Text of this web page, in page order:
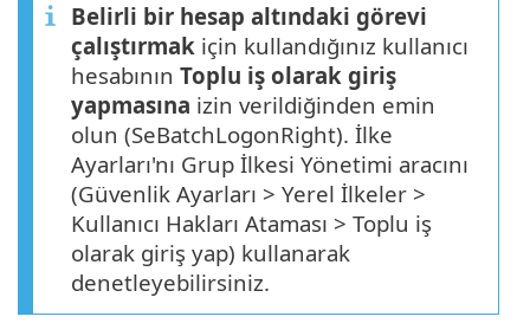
Belirli bir hesap altındaki görevi
çalıştırmak için kullandığınız kullanıcı
hesabının Toplu iş olarak giriş
yapmasına izin verildiğinden emin
olun (SeBatchLogonRight). İlke
Ayarları'nı Grup İlkesi Yönetimi aracını
(Güvenlik Ayarları > Yerel İlkeler >
Kullanıcı Hakları Ataması > Toplu iş
olarak giriş yap) kullanarak
denetleyebilirsiniz.